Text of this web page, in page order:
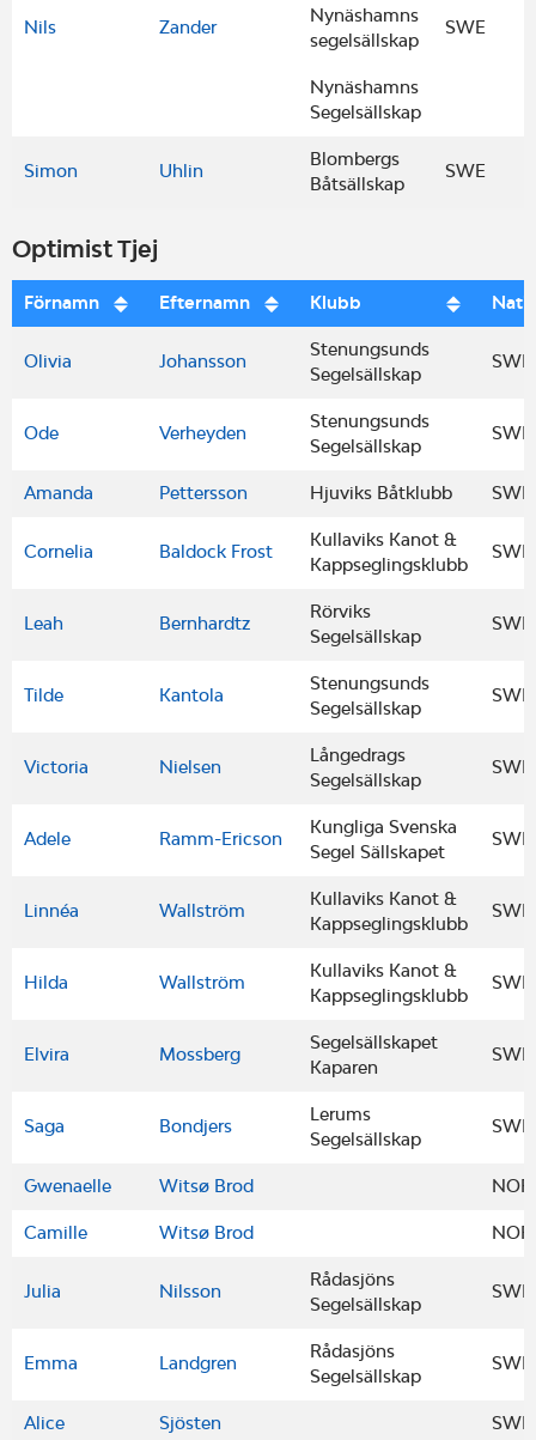
Nils Zander
Nynäshamns
segelsällskap
SWE
Nynäshamns
Segelsällskap
Simon Uhlin
Blombergs
Båtsällskap
SWE
Optimist Tjej
Förnamn Efternamn Klubb
Olivia Johansson
Stenungsunds
Segelsällskap
SWE
Ode Verheyden
Stenungsunds
Segelsällskap
SWE
Amanda Pettersson Hjuviks Båtklubb SWE
Cornelia Baldock Frost
Kullaviks Kanot &
Kappseglingsklubb
SWE
Leah Bernhardtz
Rörviks
Segelsällskap
SWE
Tilde Kantola
Stenungsunds
Segelsällskap
SWE
Victoria Nielsen
Långedrags
Segelsällskap
SWE
Adele Ramm-Ericson
Kungliga Svenska
Segel Sällskapet
SWE
Linnéa Wallström
Kullaviks Kanot &
Kappseglingsklubb
SWE
Hilda Wallström
Kullaviks Kanot &
Kappseglingsklubb
SWE
Elvira Mossberg
Segelsällskapet
Kaparen
SWE
Saga Bondjers
Lerums
Segelsällskap
SWE
Gwenaelle Witsø Brod NOR
Camille Witsø Brod NOR
Julia Nilsson
Rådasjöns
Segelsällskap
SWE
Emma Landgren
Rådasjöns
Segelsällskap
SWE
Alice Sjösten SWE